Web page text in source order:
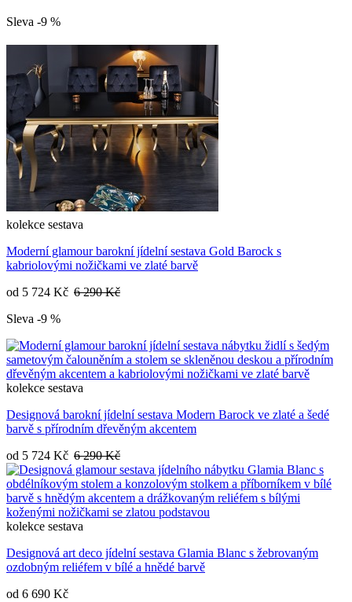
Sleva -9 %
kolekce sestava
Moderní glamour barokní jídelní sestava Gold Barock s
kabriolovými nožičkami ve zlaté barvě
od 5 724 Kč 6 290 Kč
Sleva -9 %
kolekce sestava
Designová barokní jídelní sestava Modern Barock ve zlaté a šedé
barvě s přírodním dřevěným akcentem
od 5 724 Kč 6 290 Kč
kolekce sestava
Designová art deco jídelní sestava Glamia Blanc s žebrovaným
ozdobným reliéfem v bílé a hnědé barvě
od 6 690 Kč